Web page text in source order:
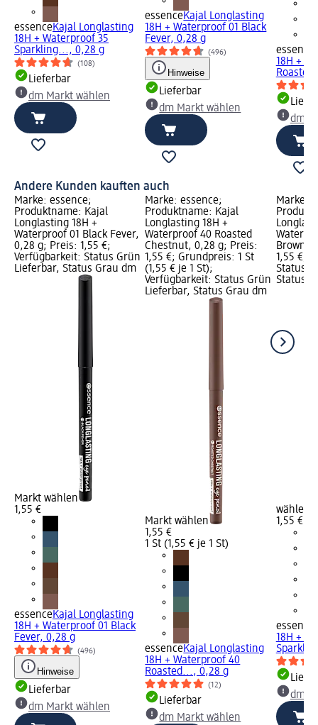
essenceKajal Longlasting
18H + Waterproof 35
Sparkling..., 0,28 g
(108)
Lieferbar
dm Markt wählen
essenceKajal Longlasting
18H + Waterproof 01 Black
Fever, 0,28 g
(496)
Hinweise
Lieferbar
dm Markt wählen
essence
18H +
dm
Andere Kunden kauften auch
Marke: essence;
Produktname: Kajal
Longlasting 18H +
Waterproof 01 Black Fever,
0,28 g; Preis: 1,55 €;
Verfügbarkeit: Status Grün
Lieferbar, Status Grau dm
Markt wählen
1,55 €
essenceKajal Longlasting
18H + Waterproof 01 Black
Fever, 0,28 g
(496)
Hinweise
Lieferbar
dm Markt wählen
Marke: essence;
Produktname: Kajal
Longlasting 18H +
Waterproof 40 Roasted
Chestnut, 0,28 g; Preis:
1,55 €; Grundpreis: 1 St
(1,55 € je 1 St);
Verfügbarkeit: Status Grün
Lieferbar, Status Grau dm
Markt wählen
1,55 €
1 St (1,55 € je 1 St)
essenceKajal Longlasting
18H + Waterproof 40
Roasted..., 0,28 g
(12)
Lieferbar
dm Markt wählen
Marke:
Brown,
1,55 €;
Status
Status
wählen
1,55 €
essence
18H +
dm